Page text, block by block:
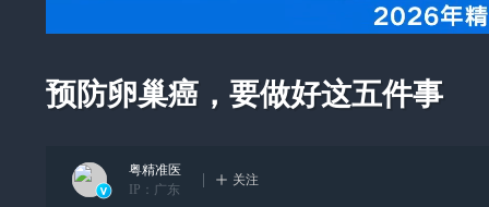
预防卵巢癌，要做好这五件事
粤精准医
IP： 广东
关注